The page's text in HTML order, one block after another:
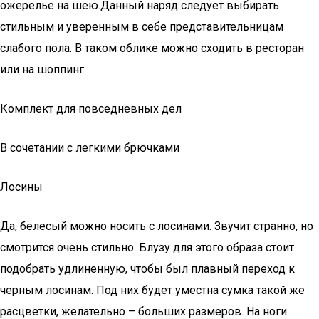
ожерелье на шею.Данный наряд следует выбирать
стильным и уверенным в себе представительницам
слабого пола. В таком облике можно сходить в ресторан
или на шоппинг.
Комплект для повседневных дел
В сочетании с легкими брючками
Лосины
Да, белесый можно носить с лосинами. Звучит странно, но
смотрится очень стильно. Блузу для этого образа стоит
подобрать удлиненную, чтобы был плавный переход к
черным лосинам. Под них будет уместна сумка такой же
расцветки, желательно – больших размеров. На ноги